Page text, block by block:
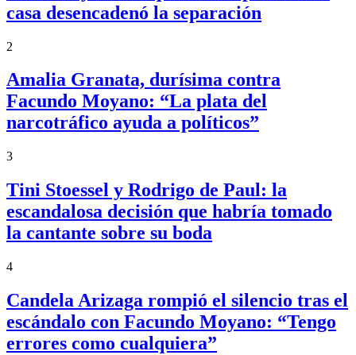
casa desencadenó la separación
2
Amalia Granata, durísima contra
Facundo Moyano: “La plata del
narcotráfico ayuda a políticos”
3
Tini Stoessel y Rodrigo de Paul: la
escandalosa decisión que habría tomado
la cantante sobre su boda
4
Candela Arizaga rompió el silencio tras el
escándalo con Facundo Moyano: “Tengo
errores como cualquiera”